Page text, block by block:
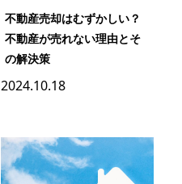
不動産売却はむずかしい？
不動産が売れない理由とそ
の解決策
2024.10.18